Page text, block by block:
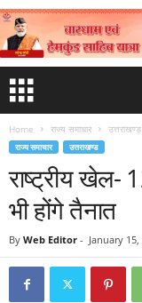
Home राज्य समाचार उत्तराखण्ड
राज्य समाचार उत्तराखण्ड
राष्ट्रीय खेल-
भी होंगे तैनात
By Web Editor - January 15,